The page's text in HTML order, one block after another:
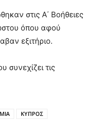
στις Α΄ Βοήθειες
όπου αφού
εξιτήριο.
συνεχίζει τις
ΚΥΠΡΟΣ